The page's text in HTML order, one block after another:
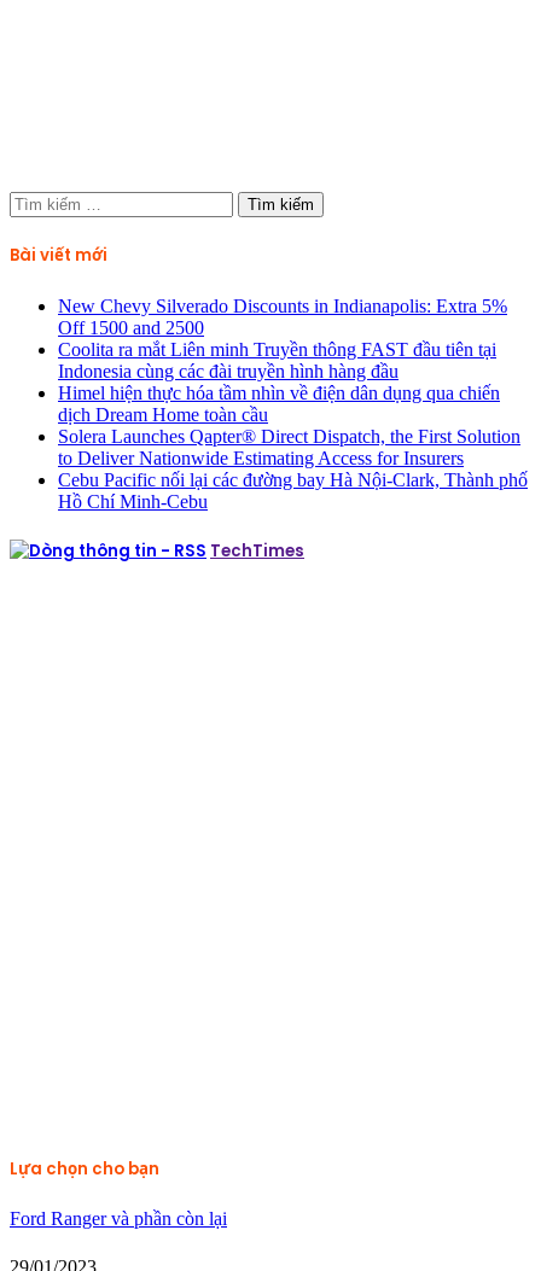
Tìm
kiếm
cho:
Bài viết mới
New Chevy Silverado Discounts in Indianapolis: Extra 5%
Off 1500 and 2500
Coolita ra mắt Liên minh Truyền thông FAST đầu tiên tại
Indonesia cùng các đài truyền hình hàng đầu
Himel hiện thực hóa tầm nhìn về điện dân dụng qua chiến
dịch Dream Home toàn cầu
Solera Launches Qapter® Direct Dispatch, the First Solution
to Deliver Nationwide Estimating Access for Insurers
Cebu Pacific nối lại các đường bay Hà Nội-Clark, Thành phố
Hồ Chí Minh-Cebu
TechTimes
Lựa chọn cho bạn
Ford Ranger và phần còn lại
29/01/2023